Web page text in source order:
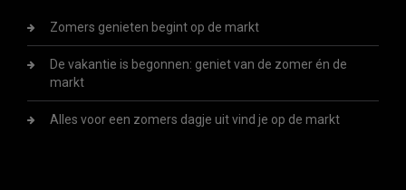
Zomers genieten begint op de markt
De vakantie is begonnen: geniet van de zomer én de
markt
Alles voor een zomers dagje uit vind je op de markt